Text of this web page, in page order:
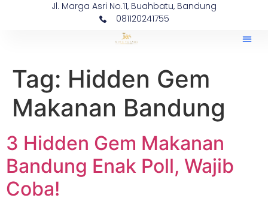
Jl. Marga Asri No.11, Buahbatu, Bandung
081120241755
Tag: Hidden Gem
Makanan Bandung
3 Hidden Gem Makanan
Bandung Enak Poll, Wajib
Coba!